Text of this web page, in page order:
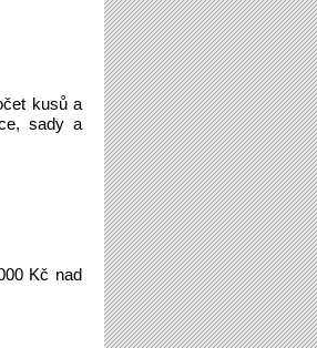
kusů a
sady a
Kč nad